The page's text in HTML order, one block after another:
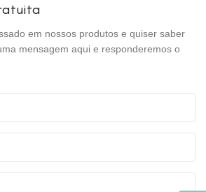
em nossos produtos e quiser saber
mensagem aqui e responderemos o